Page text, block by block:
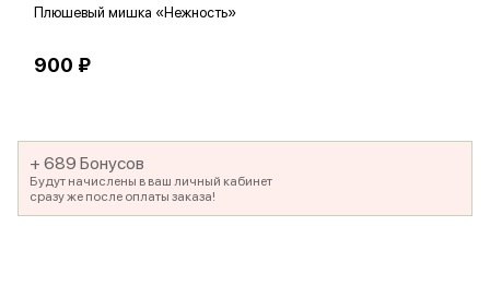
Плюшевый мишка «Нежность»
900 ₽
+ 689 Бонусов
Будут начислены в ваш личный кабинет
сразу же после оплаты заказа!